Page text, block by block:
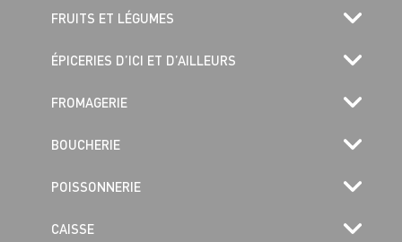
FRUITS ET LÉGUMES
ÉPICERIES D’ICI ET D’AILLEURS
FROMAGERIE
BOUCHERIE
POISSONNERIE
CAISSE